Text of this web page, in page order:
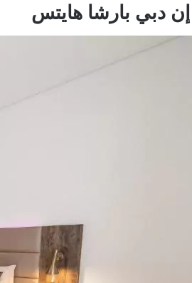
دبي بارشا هايتس